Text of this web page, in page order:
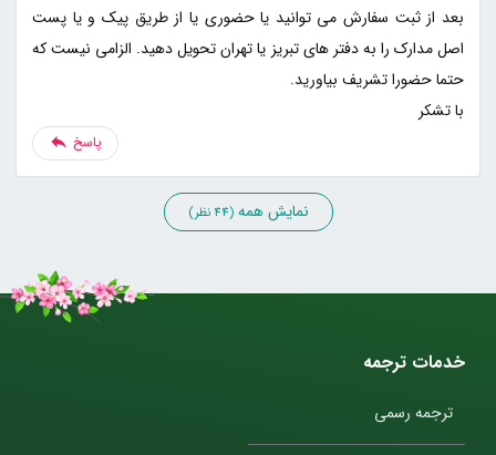
بعد از ثبت سفارش می توانید یا حضوری یا از طریق پیک و یا پست
اصل مدارک را به دفتر های تبریز یا تهران تحویل دهید. الزامی نیست که
با تشکر
پاسخ
نمایش همه(44 نظر)
خدمات ترجمه
ترجمه رسمی